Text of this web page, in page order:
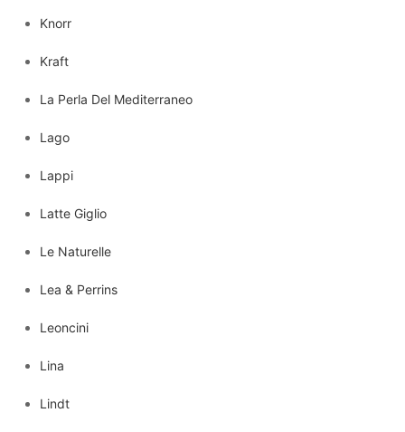
Knorr
Kraft
La Perla Del Mediterraneo
Lago
Lappi
Latte Giglio
Le Naturelle
Lea & Perrins
Leoncini
Lina
Lindt